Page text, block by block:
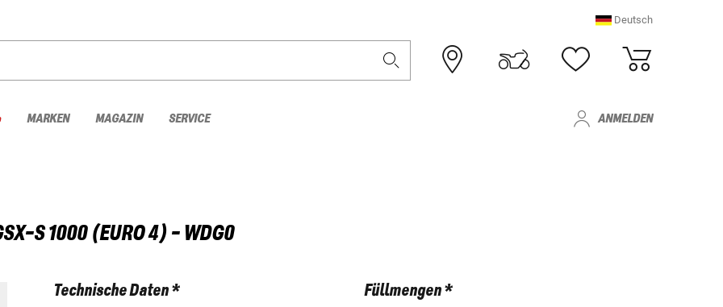
Deutsch
MARKEN MAGAZIN SERVICE ANMELDEN
S 1000 (EURO 4) - WDG0
Technische Daten * Füllmengen *